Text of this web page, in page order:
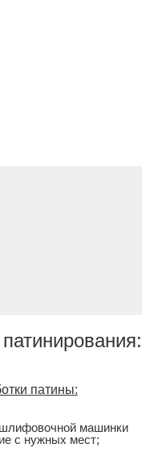
патины:
машинки
с нужных мест;